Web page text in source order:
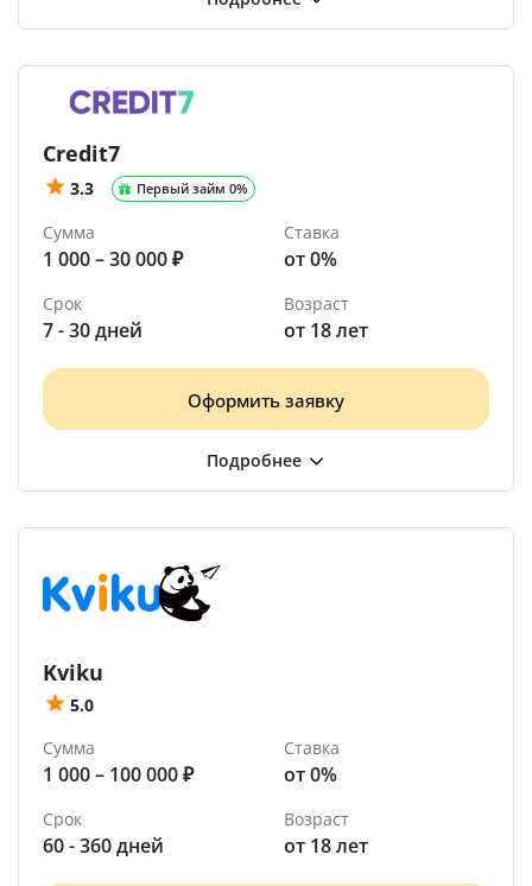
Credit7
3.3 Первый займ 0%
Сумма
1 000 – 30 000 ₽
Ставка
от 0%
Срок
7 - 30 дней
Возраст
от 18 лет
Оформить заявку
Kviku
5.0
Сумма
1 000 – 100 000 ₽
Ставка
от 0%
Срок
60 - 360 дней
Возраст
от 18 лет